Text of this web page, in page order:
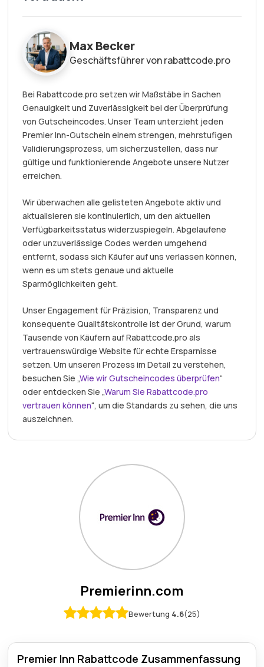
Max Becker
Geschäftsführer von rabattcode.pro
Bei Rabattcode.pro setzen wir Maßstäbe in Sachen
Genauigkeit und Zuverlässigkeit bei der Überprüfung
von Gutscheincodes. Unser Team unterzieht jeden
Premier Inn-Gutschein einem strengen, mehrstufigen
Validierungsprozess, um sicherzustellen, dass nur
gültige und funktionierende Angebote unsere Nutzer
erreichen.
Wir überwachen alle gelisteten Angebote aktiv und
aktualisieren sie kontinuierlich, um den aktuellen
Verfügbarkeitsstatus widerzuspiegeln. Abgelaufene
oder unzuverlässige Codes werden umgehend
entfernt, sodass sich Käufer auf uns verlassen können,
wenn es um stets genaue und aktuelle
Sparmöglichkeiten geht.
Unser Engagement für Präzision, Transparenz und
konsequente Qualitätskontrolle ist der Grund, warum
Tausende von Käufern auf Rabattcode.pro als
vertrauenswürdige Website für echte Ersparnisse
setzen. Um unseren Prozess im Detail zu verstehen,
besuchen Sie „Wie wir Gutscheincodes überprüfen“
oder entdecken Sie „Warum Sie Rabattcode.pro
vertrauen können“, um die Standards zu sehen, die uns
auszeichnen.
Premierinn.com
Bewertung 4.6(25)
Premier Inn Rabattcode Zusammenfassung